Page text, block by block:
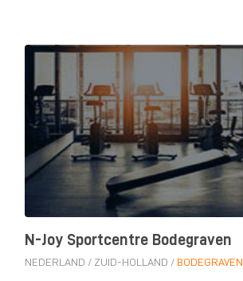
N-Joy Sportcentre Bodegraven
NEDERLAND / ZUID-HOLLAND / BODEGRAVEN